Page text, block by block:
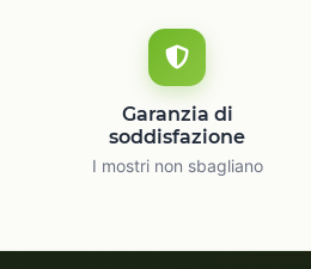
Garanzia di
soddisfazione
I mostri non sbagliano